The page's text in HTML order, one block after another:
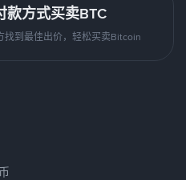
款方式买卖BTC
找到最佳出价，轻松买卖Bitcoin